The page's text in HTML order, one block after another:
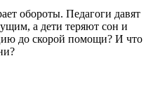
обороты. Педагоги давят
а дети теряют сон и
до скорой помощи? И что